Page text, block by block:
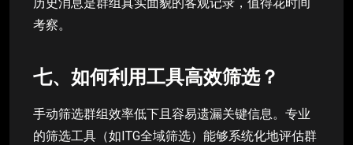
考察。
七、如何利用工具高效筛选？
手动筛选群组效率低下且容易遗漏关键信息。专业
的筛选工具（如ITG全域筛选）能够系统化地评估群